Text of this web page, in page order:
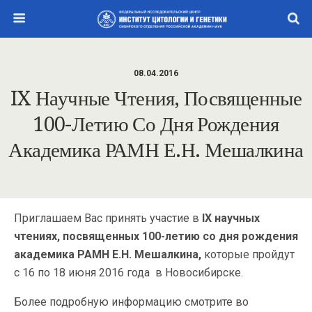
08.04.2016
IX Научные Чтения, Посвященные
100-Летию Со Дня Рождения
Академика РАМН Е.Н. Мешалкина
Приглашаем Вас принять участие в IX научных
чтениях, посвященных 100-летию со дня рождения
академика РАМН Е.Н. Мешалкина, которые пройдут
с 16 по 18 июня 2016 года в Новосибирске.
Более подробную информацию смотрите во